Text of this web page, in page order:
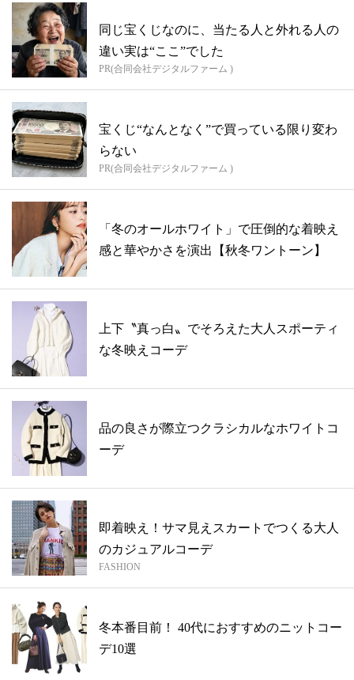
同じ宝くじなのに、当たる人と外れる人の
違い実は“ここ”でした
PR(合同会社デジタルファーム )
宝くじ“なんとなく”で買っている限り変わ
らない
PR(合同会社デジタルファーム )
「冬のオールホワイト」で圧倒的な着映え
感と華やかさを演出【秋冬ワントーン】
上下〝真っ白〟でそろえた大人スポーティ
な冬映えコーデ
品の良さが際立つクラシカルなホワイトコ
ーデ
即着映え！サマ見えスカートでつくる大人
のカジュアルコーデ
FASHION
冬本番目前！ 40代におすすめのニットコー
デ10選